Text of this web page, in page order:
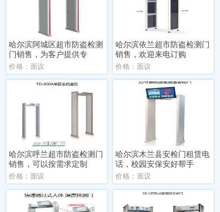
哈尔滨阿城区超市防盗检测
门销售，为客户提供专
价格：面议
哈尔滨依兰超市防盗检测门
销售，欢迎来电订购
价格：面议
哈尔滨呼兰超市防盗检测门
销售，可以按需求定制
价格：面议
哈尔滨木兰县安检门租赁电
话，校园安保安好帮手
价格：面议